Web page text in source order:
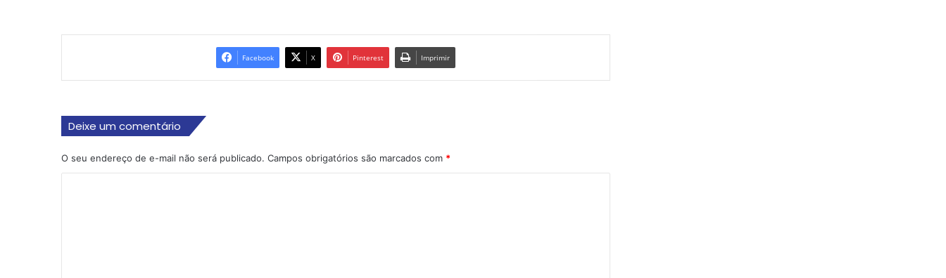
Facebook X Pinterest Imprimir
Deixe um comentário
O seu endereço de e-mail não será publicado. Campos obrigatórios são marcados com *